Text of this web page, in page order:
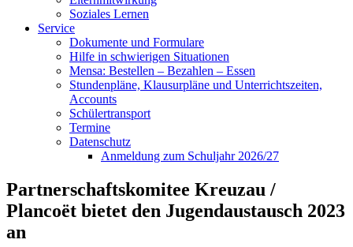
Soziales Lernen
Service
Dokumente und Formulare
Hilfe in schwierigen Situationen
Mensa: Bestellen – Bezahlen – Essen
Stundenpläne, Klausurpläne und Unterrichtszeiten,
Accounts
Schülertransport
Termine
Datenschutz
Anmeldung zum Schuljahr 2026/27
Partnerschaftskomitee Kreuzau /
Plancoët bietet den Jugendaustausch 2023
an